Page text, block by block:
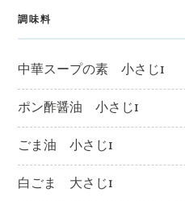
調味料
中華スープの素 小さじ1
ポン酢醤油 小さじ1
ごま油 小さじ1
白ごま 大さじ1